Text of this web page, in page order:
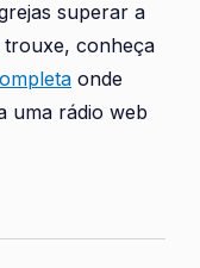
superar a
trouxe, conheça
onde
uma rádio web